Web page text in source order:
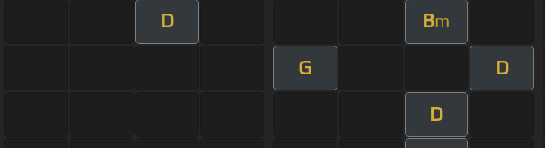
D Bm
G D
D